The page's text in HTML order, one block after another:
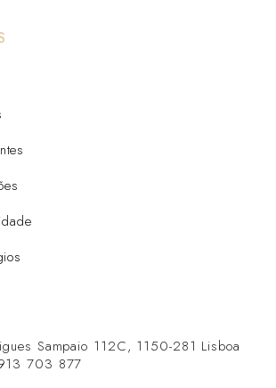
Sampaio 112C, 1150-281 Lisboa
703 877